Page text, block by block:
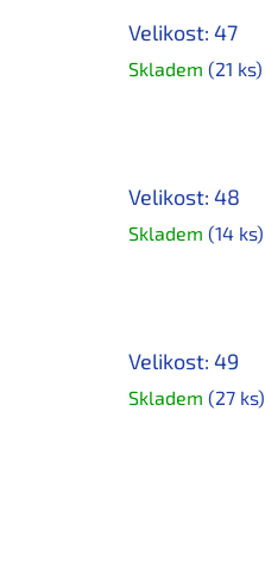
Velikost: 47
Skladem (21 ks)
Velikost: 48
Skladem (14 ks)
Velikost: 49
Skladem (27 ks)